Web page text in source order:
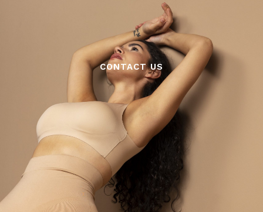
CONTACT US